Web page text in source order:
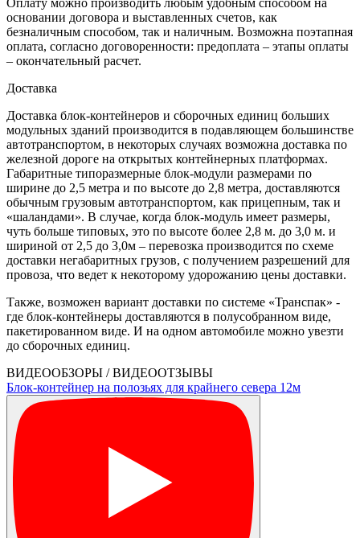
Оплату можно производить любым удобным способом на
основании договора и выставленных счетов, как
безналичным способом, так и наличным. Возможна поэтапная
оплата, согласно договоренности: предоплата – этапы оплаты
– окончательный расчет.
Доставка
Доставка блок-контейнеров и сборочных единиц больших
модульных зданий производится в подавляющем большинстве
автотранспортом, в некоторых случаях возможна доставка по
железной дороге на открытых контейнерных платформах.
Габаритные типоразмерные блок-модули размерами по
ширине до 2,5 метра и по высоте до 2,8 метра, доставляются
обычным грузовым автотранспортом, как прицепным, так и
«шаландами». В случае, когда блок-модуль имеет размеры,
чуть больше типовых, это по высоте более 2,8 м. до 3,0 м. и
шириной от 2,5 до 3,0м – перевозка производится по схеме
доставки негабаритных грузов, с получением разрешений для
провоза, что ведет к некоторому удорожанию цены доставки.
Также, возможен вариант доставки по системе «Транспак» -
где блок-контейнеры доставляются в полусобранном виде,
пакетированном виде. И на одном автомобиле можно увезти
до сборочных единиц.
ВИДЕООБЗОРЫ / ВИДЕООТЗЫВЫ
Блок-контейнер на полозьях для крайнего севера 12м